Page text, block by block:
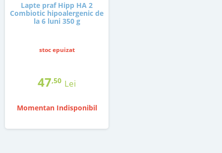
Lapte praf Hipp HA 2
Combiotic hipoalergenic de
la 6 luni 350 g
stoc epuizat
47,50 Lei
Momentan Indisponibil